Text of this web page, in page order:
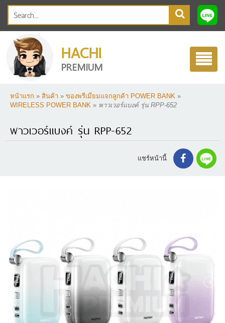
HACHI
PREMIUM
Toggle
หน้าแรก » สินค้า » ของพรีเมี่ยมแจกลูกค้า POWER BANK »
WIRELESS POWER BANK » พาวเวอร์แบงค์ รุ่น RPP-652
พาวเวอร์แบงค์ รุ่น RPP-652
แชร์หน้านี้